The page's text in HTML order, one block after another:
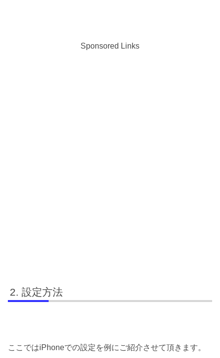
Sponsored Links
設定方法
ここではiPhoneでの設定を例にご紹介させて頂きます。